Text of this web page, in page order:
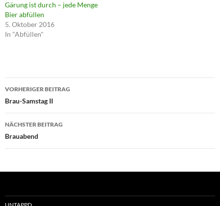
Gärung ist durch – jede Menge
Bier abfüllen
5. Oktober 2016
In "Abfüllen"
Beitragsnavigation
VORHERIGER BEITRAG
Brau-Samstag II
NÄCHSTER BEITRAG
Brauabend